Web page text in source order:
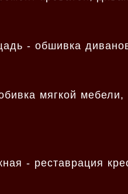
- обшивка
мягкой
- реставрация